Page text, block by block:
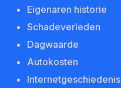
Eigenaren historie
Schadeverleden
Dagwaarde
Autokosten
Internetgeschiedenis